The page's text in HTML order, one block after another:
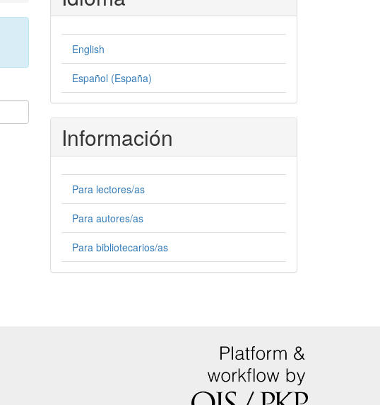
English
Español (España)
Información
Para lectores/as
Para autores/as
Para bibliotecarios/as